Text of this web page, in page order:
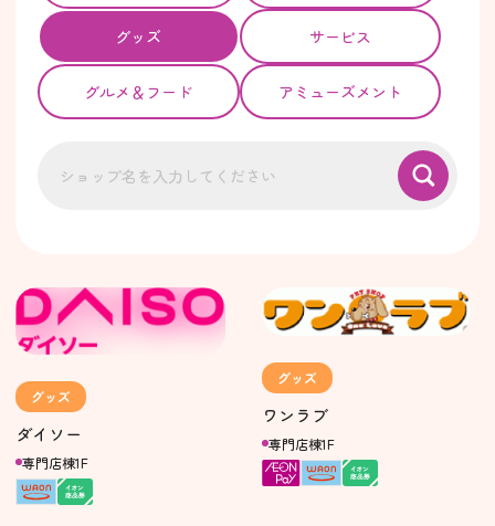
グッズ サービス
グルメ＆フード アミューズメント
グッズ
ダイソー
専門店棟1F
グッズ
ワンラブ
専門店棟1F